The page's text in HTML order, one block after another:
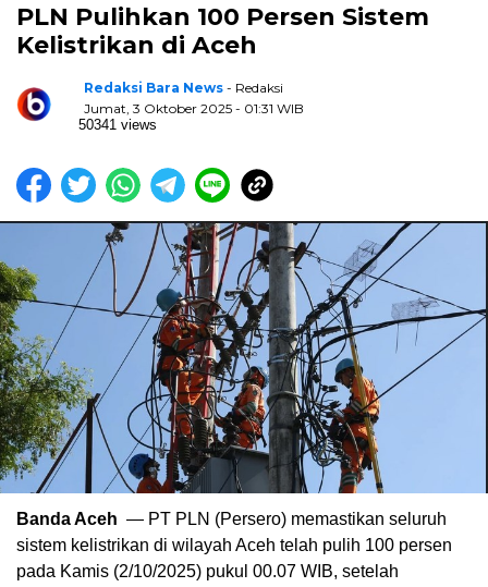
PLN Pulihkan 100 Persen Sistem
Kelistrikan di Aceh
Redaksi Bara News - Redaksi
Jumat, 3 Oktober 2025 - 01:31 WIB
50341 views
Banda Aceh — PT PLN (Persero) memastikan seluruh
sistem kelistrikan di wilayah Aceh telah pulih 100 persen
pada Kamis (2/10/2025) pukul 00.07 WIB, setelah